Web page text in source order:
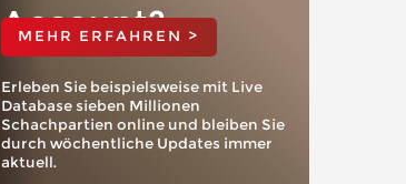
Account?
MEHR ERFAHREN >
Erleben Sie beispielsweise mit Live
Database sieben Millionen
Schachpartien online und bleiben Sie
durch wöchentliche Updates immer
aktuell.